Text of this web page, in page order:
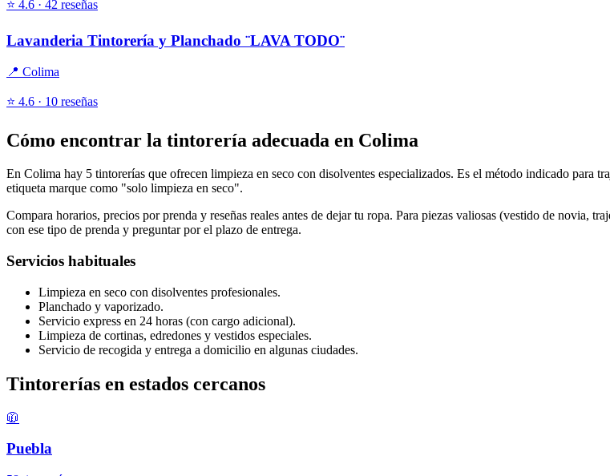
⭐ 4.6 · 42 reseñas
Lavanderia Tintorería y Planchado ¨LAVA TODO¨
📍 Colima
⭐ 4.6 · 10 reseñas
Cómo encontrar la tintorería adecuada en Colima
En Colima hay 5 tintorerías que ofrecen limpieza en seco con disolventes especializados. Es el método indicado para
etiqueta marque como "solo limpieza en seco".
Compara horarios, precios por prenda y reseñas reales antes de dejar tu ropa. Para piezas valiosas (vestido de novia,
con ese tipo de prenda y preguntar por el plazo de entrega.
Servicios habituales
Limpieza en seco con disolventes profesionales.
Planchado y vaporizado.
Servicio express en 24 horas (con cargo adicional).
Limpieza de cortinas, edredones y vestidos especiales.
Servicio de recogida y entrega a domicilio en algunas ciudades.
Tintorerías en estados cercanos
🧥
Puebla